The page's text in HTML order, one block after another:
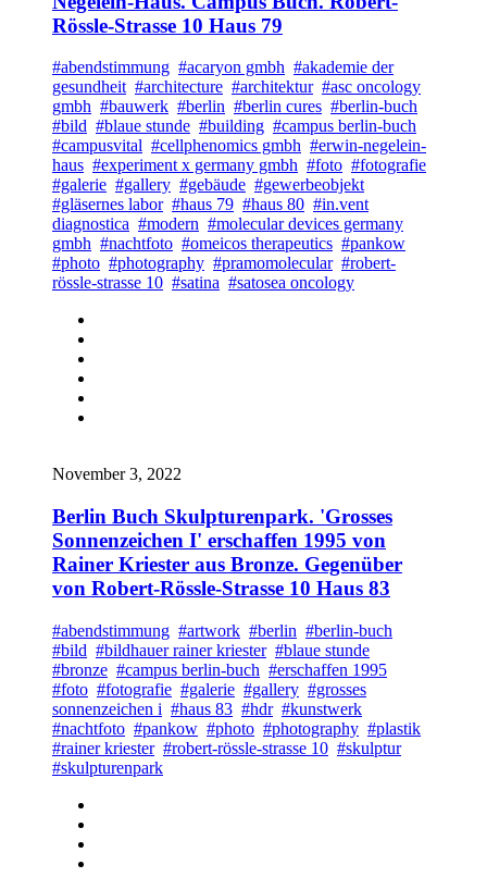
Rössle-Strasse 10 Haus 79
#abendstimmung #acaryon gmbh #akademie der
gesundheit #architecture #architektur #asc oncology
gmbh #bauwerk #berlin #berlin cures #berlin-buch
#bild #blaue stunde #building #campus berlin-buch
#campusvital #cellphenomics gmbh #erwin-negelein-
haus #experiment x germany gmbh #foto #fotografie
#galerie #gallery #gebäude #gewerbeobjekt
#gläsernes labor #haus 79 #haus 80 #in.vent
diagnostica #modern #molecular devices germany
gmbh #nachtfoto #omeicos therapeutics #pankow
#photo #photography #pramomolecular #robert-
rössle-strasse 10 #satina #satosea oncology
November 3, 2022
Berlin Buch Skulpturenpark. 'Grosses
Sonnenzeichen I' erschaffen 1995 von
Rainer Kriester aus Bronze. Gegenüber
von Robert-Rössle-Strasse 10 Haus 83
#abendstimmung #artwork #berlin #berlin-buch
#bild #bildhauer rainer kriester #blaue stunde
#bronze #campus berlin-buch #erschaffen 1995
#foto #fotografie #galerie #gallery #grosses
sonnenzeichen i #haus 83 #hdr #kunstwerk
#nachtfoto #pankow #photo #photography #plastik
#rainer kriester #robert-rössle-strasse 10 #skulptur
#skulpturenpark